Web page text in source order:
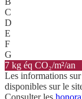
C
D
E
F
G
7 kg éq CO₂/m²/an
Les informations
disponibles sur le